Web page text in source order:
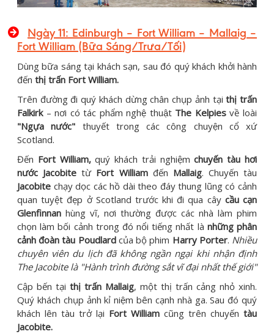
Ngày 11: Edinburgh – Fort William – Mallaig –
Fort William (Bữa Sáng/Trưa/Tối)
Dùng bữa sáng tại khách sạn, sau đó quý khách khởi hành
đến thị trấn Fort William.
Trên đường đi quý khách dừng chân chụp ảnh tạithị trấn
Falkirk– nơi có tác phẩm nghệ thuật The Kelpiesvề loài
"Ngựa nước" thuyết trong các công chuyện cổ xứ
Scotland.
Đến Fort William,quý khách trải nghiệmchuyến tàu hơi
nước Jacobite từ Fort Williamđến Mallaig. Chuyến tàu
Jacobite chạy dọc các hồ dài theo đáy thung lũng có cảnh
quan tuyệt đẹp ở Scotland trước khi đi qua cây cầu cạn
Glenfinnan hùng vĩ, nơi thường được các nhà làm phim
chọn làm bối cảnh trong đó nổi tiếng nhất là những phân
cảnh đoàn tàu Poudlardcủa bộ phim Harry Porter. Nhiều
chuyên viên du lịch đã không ngần ngại khi nhận định
The Jacobite là "Hành trình đường sắt vĩ đại nhất thế giới"
Cập bến tại thị trấn Mallaig, một thị trấn cảng nhỏ xinh.
Quý khách chụp ảnh kỉ niệm bên cạnh nhà ga. Sau đó quý
khách lên tàu trở lại Fort William cũng trên chuyến tàu
Jacobite.